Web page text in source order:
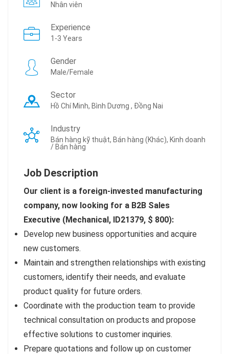
Nhân viên
Experience
1-3 Years
Gender
Male/Female
Sector
Hồ Chí Minh, Bình Dương , Đồng Nai
Industry
Bán hàng kỹ thuật, Bán hàng (Khác), Kinh doanh
/ Bán hàng
Job Description
Our client is a foreign-invested manufacturing
company, now looking for a B2B Sales
Executive (Mechanical, ID21379, $ 800):
Develop new business opportunities and acquire
new customers.
Maintain and strengthen relationships with existing
customers, identify their needs, and evaluate
product quality for future orders.
Coordinate with the production team to provide
technical consultation on products and propose
effective solutions to customer inquiries.
Prepare quotations and follow up on customer